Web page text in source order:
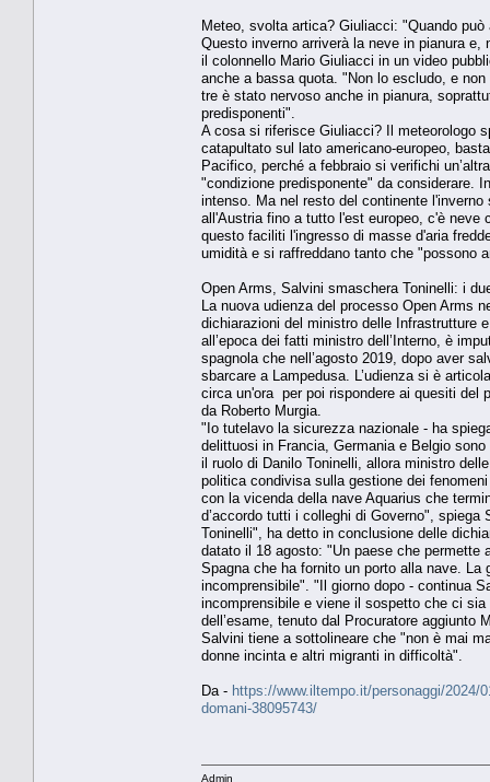
Meteo, svolta artica? Giuliacci: "Quando può
Questo inverno arriverà la neve in pianura
il colonnello Mario Giuliacci in un video
anche a bassa quota. "Non lo escludo, e
tre è stato nervoso anche in pianura,
predisponenti".
A cosa si riferisce Giuliacci? Il meteorologo
catapultato sul lato americano-europeo,
Pacifico, perché a febbraio si verifichi
"condizione predisponente" da considerare.
intenso. Ma nel resto del continente
all'Austria fino a tutto l'est europeo, c'è neve
questo faciliti l'ingresso di masse d'aria
umidità e si raffreddano tanto che "possono
Open Arms, Salvini smaschera Toninelli: i
La nuova udienza del processo Open Arms
dichiarazioni del ministro delle Infrastrutture
all’epoca dei fatti ministro dell’Interno, è
spagnola che nell’agosto 2019, dopo aver
sbarcare a Lampedusa. L’udienza si è
circa un'ora per poi rispondere ai quesiti del
da Roberto Murgia.
"Io tutelavo la sicurezza nazionale - ha
delittuosi in Francia, Germania e Belgio
il ruolo di Danilo Toninelli, allora ministro
politica condivisa sulla gestione dei
con la vicenda della nave Aquarius che
d’accordo tutti i colleghi di Governo",
Toninelli", ha detto in conclusione delle
datato il 18 agosto: "Un paese che permette
Spagna che ha fornito un porto alla nave. La
incomprensibile". "Il giorno dopo - continua
incomprensibile e viene il sospetto che ci
dell’esame, tenuto dal Procuratore aggiunto
Salvini tiene a sottolineare che "non è mai
donne incinta e altri migranti in difficoltà".
Da - https://www.iltempo.it/personaggi/2024/
domani-38095743/
Admin